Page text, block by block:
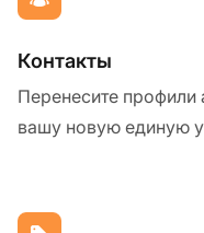
Контакты
Перенесите профили
вашу новую единую